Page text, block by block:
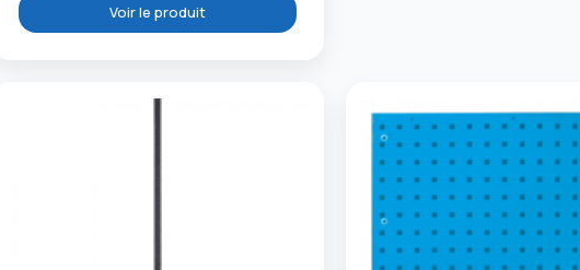
Voir le produit